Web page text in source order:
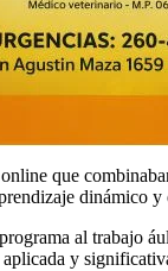
que
dinámico
al trabajo
y